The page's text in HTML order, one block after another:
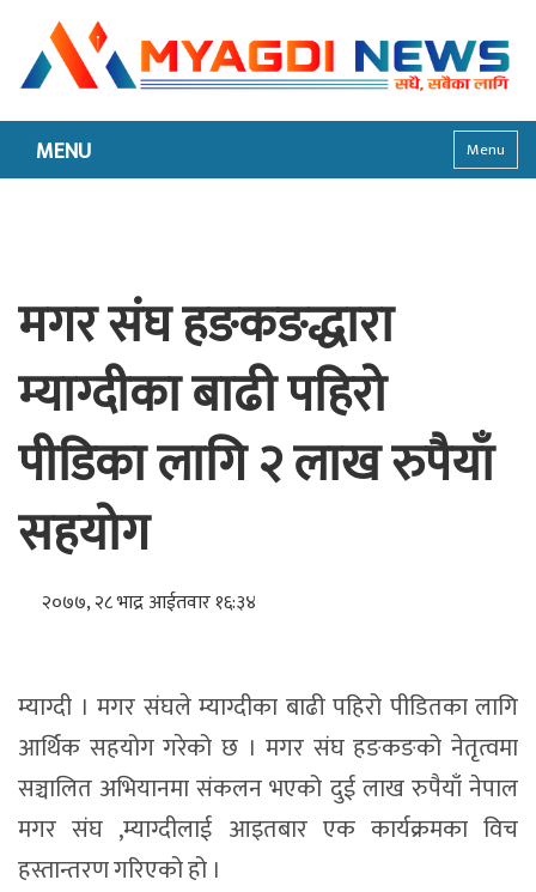
MENU Menu
मगर संघ हङकङद्धारा
म्याग्दीका बाढी पहिरो
पीडिका लागि २ लाख रुपैयाँ
सहयोग
२०७७, २८ भाद्र आईतवार १६:३४
म्याग्दी । मगर संघले म्याग्दीका बाढी पहिरो पीडितका लागि
आर्थिक सहयोग गरेको छ । मगर संघ हङकङको नेतृत्वमा
सञ्चालित अभियानमा संकलन भएको दुई लाख रुपैयाँ नेपाल
मगर संघ ,म्याग्दीलाई आइतबार एक कार्यक्रमका विच
हस्तान्तरण गरिएको हो ।